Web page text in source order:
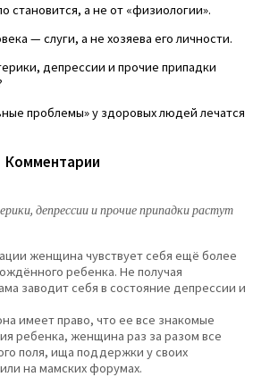
становится, а не от «физиологии».
— слуги, а не хозяева его личности.
депрессии и прочие припадки
проблемы» у здоровых людей лечатся
Комментарии
депрессии и прочие припадки растут
женщина чувствует себя ещё более
ребенка. Не получая
заводит себя в состояние депрессии и
имеет право, что ее все знакомые
ребенка, женщина раз за разом все
поля, ища поддержки у своих
на мамских форумах.